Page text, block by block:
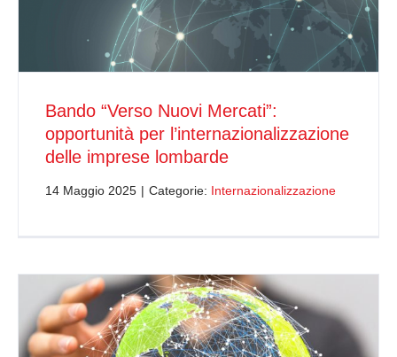
Bando “Verso Nuovi Mercati”:
opportunità per l’internazionalizzazione
delle imprese lombarde
14 Maggio 2025 | Categorie: Internazionalizzazione